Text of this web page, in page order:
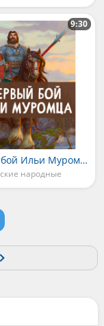
Первый бой Ильи Муромца
народные
9:30